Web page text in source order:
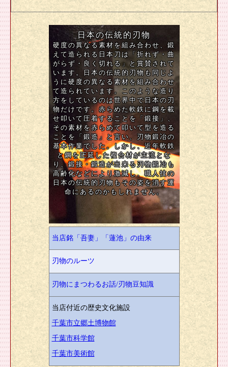
日本の伝統的刃物
硬度の異なる素材を組み合わせ、鍛
えて造られる日本刀は「折れず・曲
がらず・良く切れる」と賞賛されて
います。日本の伝統的刃物も同じよ
うに硬度の異なる素材を組み合わせ
て造られています。このような造り
方をしているのは世界中で日本の刃
物だけです。赤らめた軟鉄に鋼を載
せ叩いて圧着することを「鍛接」、
その素材を赤らめて叩いて型を造る
ことを「鍛造」と言い、刃物鍛冶の
基本作業でした。しかし、近年軟鉄
と鋼を圧延した複合材が主流とな
り、鍛接・鍛造が出来る刃物鍛冶も
高齢化などにより激減し、職人技の
日本の伝統的刃物もその姿を消す運
命にあるのかもしれません。
当店銘「吾妻」「蓮池」の由来
刃物のルーツ
刃物にまつわるお話/刃物豆知識
当店付近の歴史文化施設
千葉市立郷土博物館
千葉市科学館
千葉市美術館